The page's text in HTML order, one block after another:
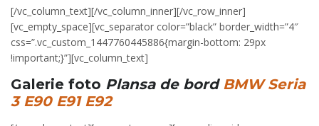
[/vc_column_text][/vc_column_inner][/vc_row_inner]
[vc_empty_space][vc_separator color=”black” border_width=”4″
css=”.vc_custom_1447760445886{margin-bottom: 29px
!important;}”][vc_column_text]
Galerie foto Plansa de bord BMW Seria
3 E90 E91 E92